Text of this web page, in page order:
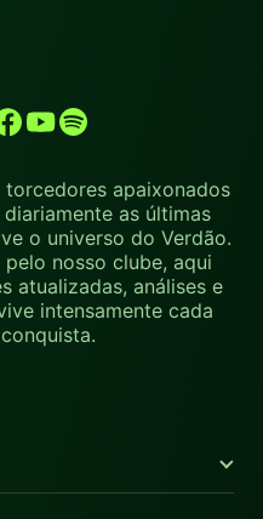
torcedores apaixonados
as últimas
o universo do Verdão.
nosso clube, aqui
atualizadas, análises e
intensamente cada